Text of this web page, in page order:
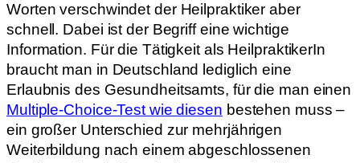
Worten verschwindet der Heilpraktiker aber
schnell. Dabei ist der Begriff eine wichtige
Information. Für die Tätigkeit als HeilpraktikerIn
braucht man in Deutschland lediglich eine
Erlaubnis des Gesundheitsamts, für die man einen
Multiple-Choice-Test wie diesen bestehen muss –
ein großer Unterschied zur mehrjährigen
Weiterbildung nach einem abgeschlossenen